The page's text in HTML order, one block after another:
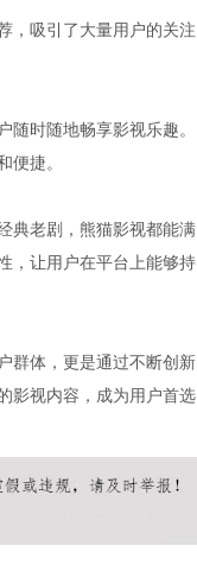
，吸引了大量用户的关注
时随地畅享影视乐趣。
便捷。
典老剧，熊猫影视都能满
，让用户在平台上能够持
群体，更是通过不断创新
影视内容，成为用户首选